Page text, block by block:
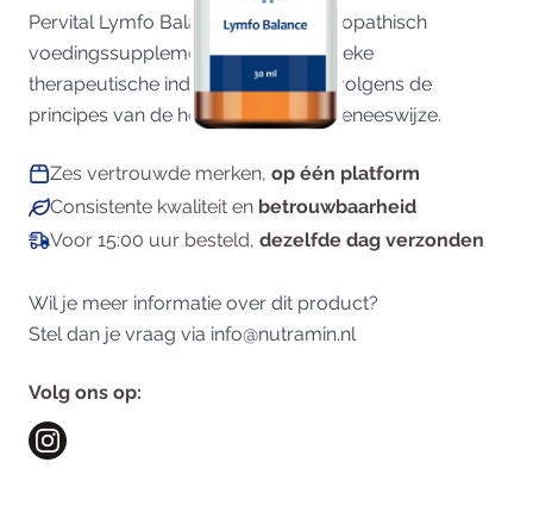
Pervital Lymfo Balance is een homeopathisch
voedingssupplement zonder specifieke
therapeutische indicatie toegepast volgens de
principes van de homeopathische geneeswijze.
Zes vertrouwde merken, op één platform
Consistente kwaliteit en betrouwbaarheid
Voor 15:00 uur besteld, dezelfde dag verzonden
Volg ons op:
Wil je meer informatie over dit product?
Stel dan je vraag via info@nutramin.nl